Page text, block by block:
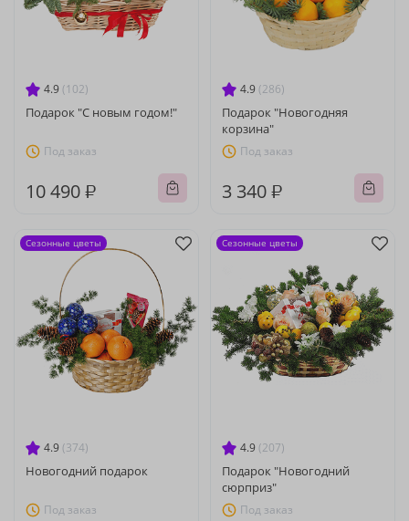
4.9 (102)
Подарок "С новым годом!"
Под заказ
10 490 ₽
4.9 (286)
Подарок "Новогодняя
корзина"
Под заказ
3 340 ₽
4.9 (374)
Новогодний подарок
Под заказ
Сезонные цветы
4.9 (207)
Подарок "Новогодний
сюрприз"
Под заказ
Сезонные цветы